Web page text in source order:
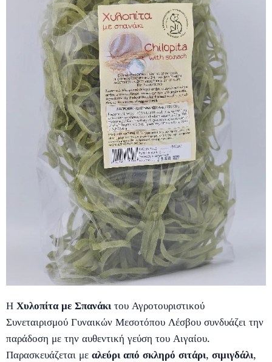
Η Χυλοπίτα με Σπανάκιτου Αγροτουριστικού
Συνεταιρισμού Γυναικών Μεσοτόπου Λέσβου συνδυάζει την
παράδοση με την αυθεντική γεύση του Αιγαίου.
Παρασκευάζεται με αλεύρι από σκληρό σιτάρι, σιμιγδάλι,